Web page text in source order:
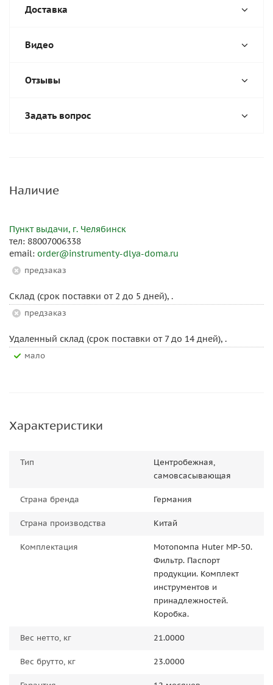
Доставка
Видео
Отзывы
Задать вопрос
Наличие
Пункт выдачи, г. Челябинск
тел: 88007006338
email: order@instrumenty-dlya-doma.ru
Предзаказ
Склад (срок поставки от 2 до 5 дней), .
Предзаказ
Удаленный склад (срок поставки от 7 до 14 дней), .
Мало
Характеристики
Тип
Центробежная,
самовсасывающая
Страна бренда Германия
Страна производства Китай
Комплектация
Мотопомпа Huter MP-50.
Фильтр. Паспорт
продукции. Комплект
инструментов и
принадлежностей.
Коробка.
Вес нетто, кг 21.0000
Вес брутто, кг 23.0000